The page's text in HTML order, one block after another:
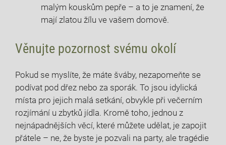
malým kouskům ‌pepře – a to je znamení, že
mají zlatou žílu ve vašem domově.
Věnujte pozornost svému okolí
Pokud se ⁣myslíte, že máte šváby, nezapomeňte ⁣se‌
podívat pod dřez nebo za⁣ sporák. To jsou idylická
místa pro ⁤jejich malá setkání, obvykle při večerním
rozjímání u zbytků jídla. ⁤Kromě toho, jednou z
nejnápadnějších věcí, které můžete ‍udělat, je zapojit
přátele –​ ne, že byste je pozvali na party, ale tragédie